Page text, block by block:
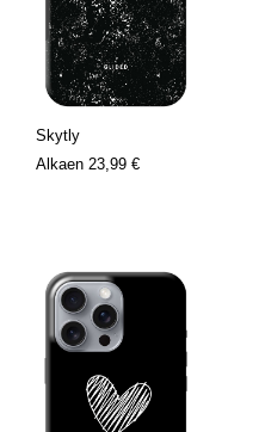
Skytly
Alkaen 23,99 €